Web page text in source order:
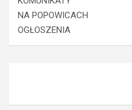
NA POPOWICACH
OGŁOSZENIA